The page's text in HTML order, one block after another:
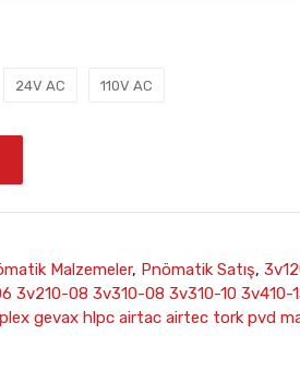
24V AC 110V AC
Malzemeler, Pnömatik Satış,
08 3v310-08 3v310-10 3v410-
gevax hlpc airtac airtec tork pvd